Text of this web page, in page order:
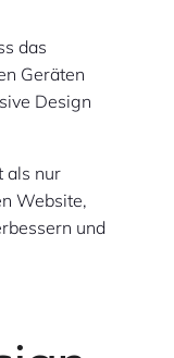
das
Geräten
Design
als nur
Website,
und